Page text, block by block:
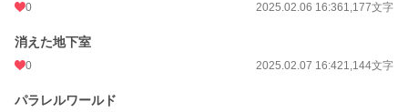
0 2025.02.06 16:361,177文字
消えた地下室
0 2025.02.07 16:421,144文字
パラレルワールド